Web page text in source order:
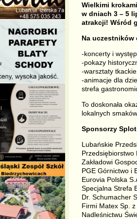
Wielkimi
w dniach 3 – 5
atrakcji! Wśród
Na uczestników
-koncerty i
-pokazy
-warsztaty
-animacje dla
strefa
To doskonała
lokalnych
Sponsorzy
Lubańskie
Przedsiębiorstwo
Zakładowi
PGE Górnictwo i
Eurovia Polska
Specjalna Strefa
Dr. Schumacher
Firmi Matex Sp. z
Nadleśnictwu